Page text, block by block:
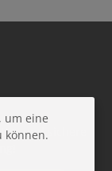
und sichere
um eine
können.